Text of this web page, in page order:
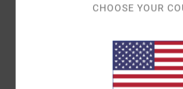
Mistura de algodão
Braguilha/Cintura:Braguilha
Peça com lavagem
CHOOSE YOUR